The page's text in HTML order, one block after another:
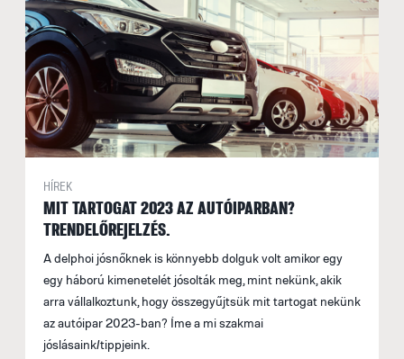
HÍREK
MIT TARTOGAT 2023 AZ AUTÓIPARBAN?
TRENDELŐREJELZÉS.
A delphoi jósnőknek is könnyebb dolguk volt amikor egy
egy háború kimenetelét jósolták meg, mint nekünk, akik
arra vállalkoztunk, hogy összegyűjtsük mit tartogat nekünk
az autóipar 2023-ban? Íme a mi szakmai
jóslásaink/tippjeink.